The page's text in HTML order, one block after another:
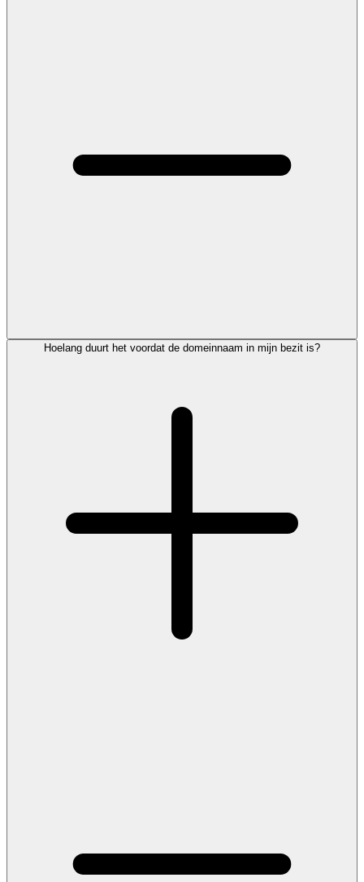
Hoelang duurt het voordat de domeinnaam in mijn bezit is?